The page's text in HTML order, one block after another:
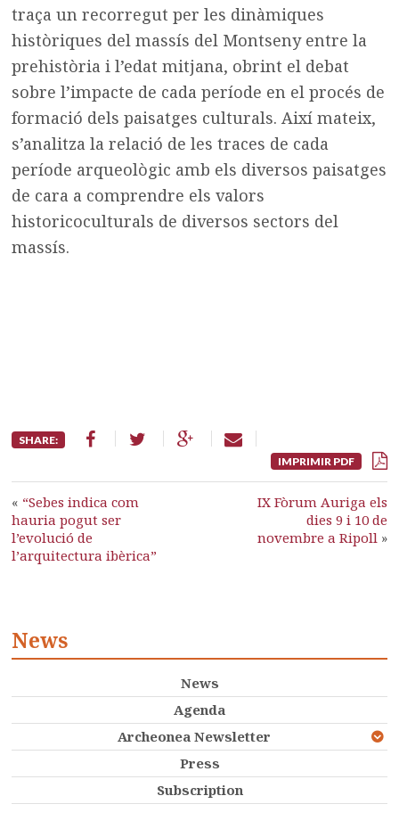
traça un recorregut per les dinàmiques
històriques del massís del Montseny entre la
prehistòria i l’edat mitjana, obrint el debat
sobre l’impacte de cada període en el procés de
formació dels paisatges culturals. Així mateix,
s’analitza la relació de les traces de cada
període arqueològic amb els diversos paisatges
de cara a comprendre els valors
historicoculturals de diversos sectors del
massís.
SHARE:
IMPRIMIR PDF
« “Sebes indica com
hauria pogut ser
l’evolució de
l’arquitectura ibèrica”
IX Fòrum Auriga els
dies 9 i 10 de
novembre a Ripoll »
News
News
Agenda
Archeonea Newsletter
Press
Subscription